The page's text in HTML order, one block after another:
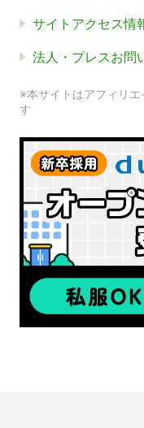
サイトアクセス情
法人・プレスお問
※本サイトはアフィリ
す